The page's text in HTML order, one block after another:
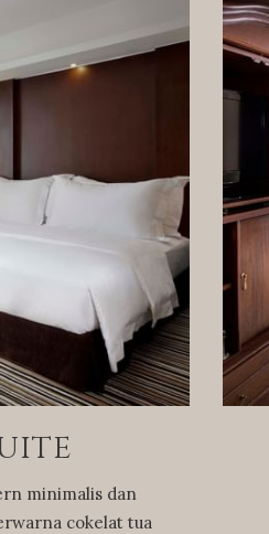
minimalis dan
cokelat tua